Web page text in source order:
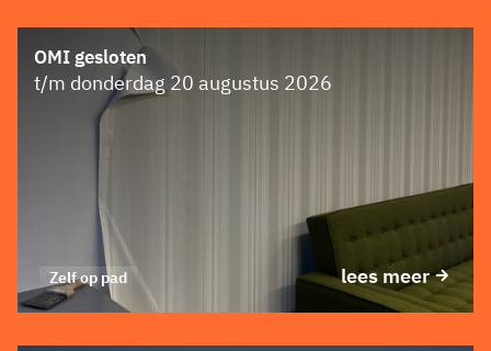
OMI gesloten
t/m donderdag 20 augustus 2026
lees meer
Zelf op pad